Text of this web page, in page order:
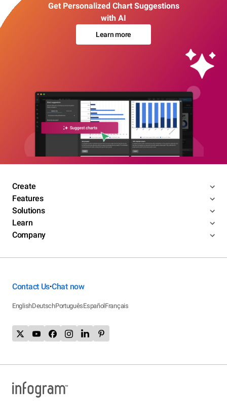
Get Personalized Chart Suggestions
with AI
Learn more
Create
Features
Solutions
Learn
Company
Contact Us•Chat now
EnglishDeutschPortuguêsEspañolFrançais